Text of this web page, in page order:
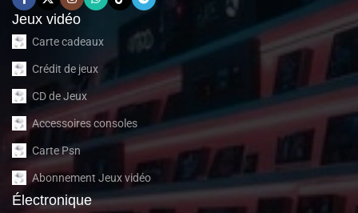
Jeux vidéo
Carte cadeaux
Crédit de jeux
CD de Jeux
Accessoires consoles
Carte Psn
Abonnement Jeux vidéo
Électronique